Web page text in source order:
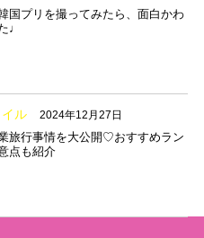
国プリを撮ってみたら、面白かわ
♩
ル 2024年12月27日
旅行事情を大公開♡おすすめラン
点も紹介